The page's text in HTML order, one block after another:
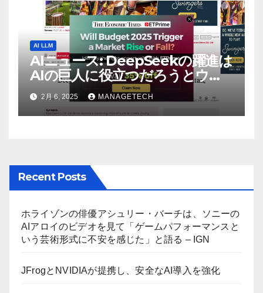
AI LLM
AIニュース: DeepSeekの躍進は
AIの巨人に役立つだろうとウォ
ール街のアナリストが語る –
The Economic Times
2月 6, 2025 MANAGETECH
Recent Posts
ホライゾンの俳優アシュリー・バーチは、ソニーの
AIアロイのビデオを見て「ゲームパフォーマンスと
いう芸術形式に不安を感じた」と語る – IGN
JFrogとNVIDIAが提携し、安全なAI導入を強化